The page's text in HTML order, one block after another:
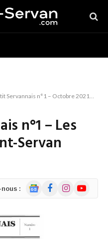
Servannais n°1 – Octobre 2021
n°1 – Les
Servan
:
GoogleFacebookInstagramYouTube